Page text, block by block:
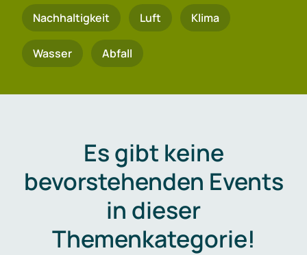
Nachhaltigkeit Luft Klima
Wasser Abfall
Es gibt keine
bevorstehenden Events
in dieser
Themenkategorie!